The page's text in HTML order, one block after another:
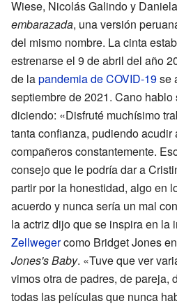
Wiese, Nicolás Galindo y
embarazada, una versión
del mismo nombre. La cinta
estrenarse el 9 de abril del año
de lapandemia de COVID-19se
septiembre de 2021. Cano
diciendo: «Disfruté muchísimo
tanta confianza, pudiendo acudir
compañeros constantemente.
consejo que le podría dar a
partir por la honestidad, algo en
acuerdo y nunca sería un mal
la actriz dijo que se inspira en la
Zellwegercomo Bridget Jones
Jones's Baby. «Tuve que ver
vimos otra de padres, de pareja,
todas las películas que nunca